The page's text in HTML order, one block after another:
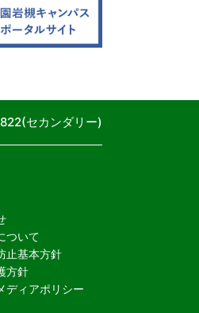
セカンダリー)
ついて
止基本方針
方針
ディアポリシー